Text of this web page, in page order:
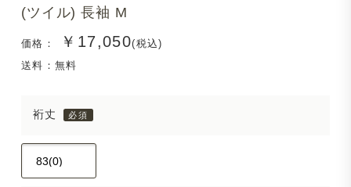
(ツイル) 長袖 M
価格： ￥17,050(税込)
送料：無料
裄丈